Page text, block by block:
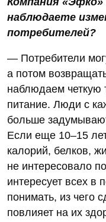
наблюдаете
потребителей?
— Потребители
а потом
наблюдаем четкую
питание. Люди с
больше
Если еще 10–15
калорий, белков,
не интересовало
интересует всех в
понимать, из чего
повлияет на их